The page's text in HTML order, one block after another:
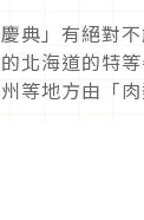
典」有絕對
北海道的特
等地方由「